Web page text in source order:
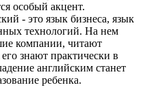
особый акцент.
- это язык бизнеса, язык
технологий. На нем
компании, читают
знают практически в
английским станет
ребенка.